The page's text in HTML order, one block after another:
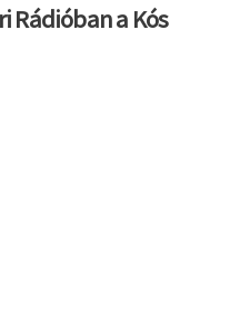
Rádióban a Kós